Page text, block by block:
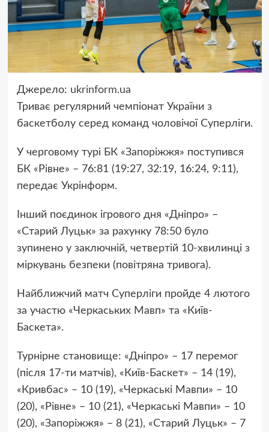
Джерело: ukrinform.ua
Триває регулярний чемпіонат України з
баскетболу серед команд чоловічої Суперліги.
У черговому турі БК «Запоріжжя» поступився
БК «Рівне» – 76:81 (19:27, 32:19, 16:24, 9:11),
передає Укрінформ.
Інший поєдинок ігрового дня «Дніпро» –
«Старий Луцьк» за рахунку 78:50 було
зупинено у заключній, четвертій 10-хвилинці з
міркувань безпеки (повітряна тривога).
Найближчий матч Суперліги пройде 4 лютого
за участю «Черкаських Мавп» та «Київ-
Баскета».
Турнірне становище: «Дніпро» – 17 перемог
(після 17-ти матчів), «Київ-Баскет» – 14 (19),
«Кривбас» – 10 (19), «Черкаські Мавпи» – 10
(20), «Рівне» – 10 (21), «Черкаські Мавпи» – 10
(20), «Запоріжжя» – 8 (21), «Старий Луцьк» – 7